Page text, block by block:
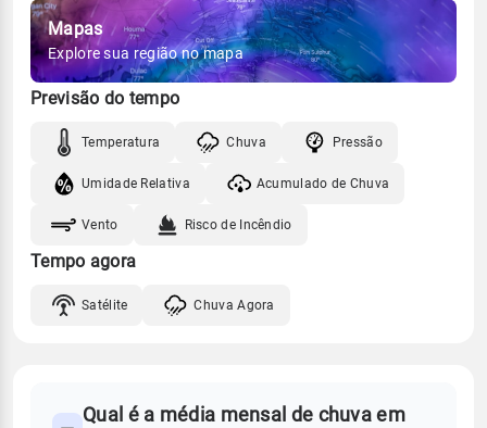
Mapas
Explore sua região no mapa
Previsão do tempo
Temperatura Chuva Pressão
Umidade Relativa Acumulado de Chuva
Vento Risco de Incêndio
Tempo agora
Satélite Chuva Agora
Qual é a média mensal de chuva em